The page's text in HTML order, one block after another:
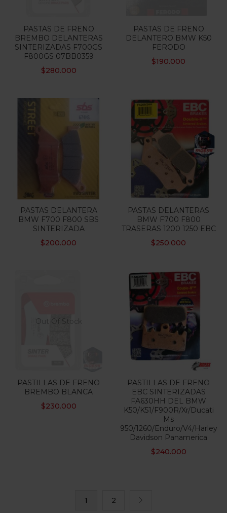
PASTAS DE FRENO
BREMBO DELANTERAS
SINTERIZADAS F700GS
F800GS 07BB0359
$280.000
PASTAS DE FRENO
DELANTERO BMW K50
FERODO
$190.000
PASTAS DELANTERA
BMW F700 F800 SBS
SINTERIZADA
$200.000
PASTAS DELANTERAS
BMW F700 F800
TRASERAS 1200 1250 EBC
$250.000
Out Of Stock
PASTILLAS DE FRENO
BREMBO BLANCA
$230.000
PASTILLAS DE FRENO
EBC SINTERIZADAS
FA630HH DEL BMW
K50/K51/F900R/Xr/Ducati
Ms
950/1260/Enduro/V4/Harley
Davidson Panamerica
$240.000
1 2